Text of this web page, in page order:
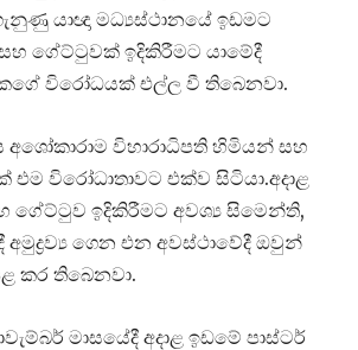
යාඥා මධ්‍යස්ථානයේ ඉඩමට
ගේට්ටුවක් ඉදිකිරීමට යාමේදී
විරෝධයක් එල්ල වී තිබෙනවා.
විහාරාධිපති හිමියන් සහ
එම විරෝධාතාවට එක්ව සිටියා.අදාළ
ගේට්ටුව ඉදිකිරීමට අවශ්‍ය සිමෙන්ති,
ගෙන එන අවස්ථාවේදී ඔවුන්
කර තිබෙනවා.
මාසයේදී අදාළ ඉඩමේ පාස්ටර්